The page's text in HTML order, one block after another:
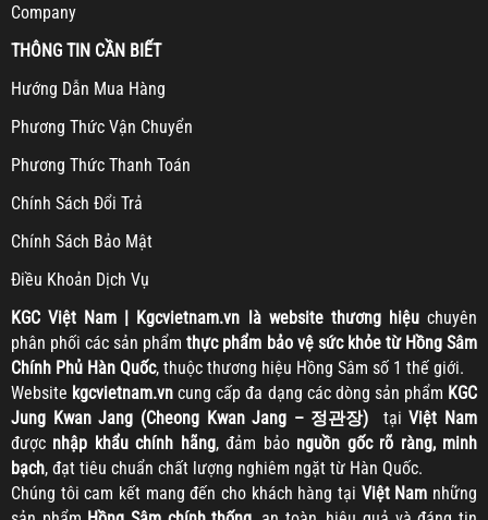
Company
THÔNG TIN CẦN BIẾT
Hướng Dẫn Mua Hàng
Phương Thức Vận Chuyển
Phương Thức Thanh Toán
Chính Sách Đổi Trả
Chính Sách Bảo Mật
Điều Khoản Dịch Vụ
KGCViệt Nam | Kgcvietnam.vn là website thương hiệuchuyên
phân phối các sản phẩmthực phẩm bảo vệ sức khỏe từ Hồng Sâm
Chính Phủ Hàn Quốc, thuộc thương hiệu Hồng Sâm số 1 thế giới.
Website kgcvietnam.vn cung cấp đa dạng các dòng sản phẩm KGC
Jung Kwan Jang (Cheong Kwan Jang – 정관장) tạiViệt Nam
được nhập khẩu chính hãng, đảm bảo nguồn gốc rõ ràng, minh
bạch, đạt tiêu chuẩn chất lượng nghiêm ngặt từ Hàn Quốc.
Chúng tôi cam kết mang đến cho khách hàng tại Việt Nam những